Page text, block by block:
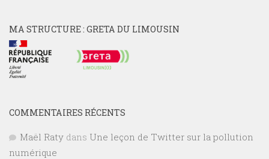
MA STRUCTURE : GRETA DU LIMOUSIN
COMMENTAIRES RÉCENTS
Maël Raty dans Une leçon de Twitter sur la pollution
numérique